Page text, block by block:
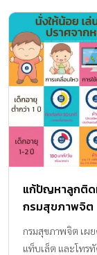
แก้ปัญหาลูกติด
กรมสุขภาพจิต
กรมสุขภาพจิต เผ
แท็บเล็ต และโทรทั